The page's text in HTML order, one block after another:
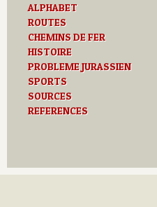
ALPHABET
ROUTES
CHEMINS DE FER
HISTOIRE
PROBLEME JURASSIEN
SPORTS
SOURCES
REFERENCES